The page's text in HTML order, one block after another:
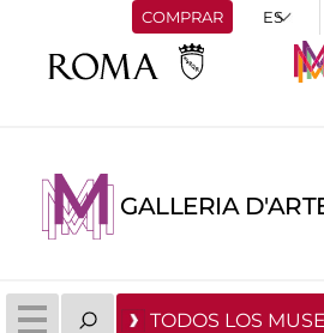
COMPRAR
GALLERIA
TODOS LOS